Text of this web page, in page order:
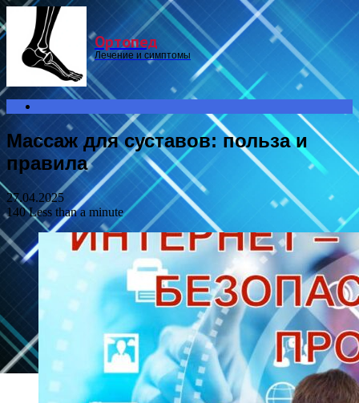
Ортопед
Лечение и симптомы
Массаж для суставов: польза и
правила
27.04.2025
140Less than a minute